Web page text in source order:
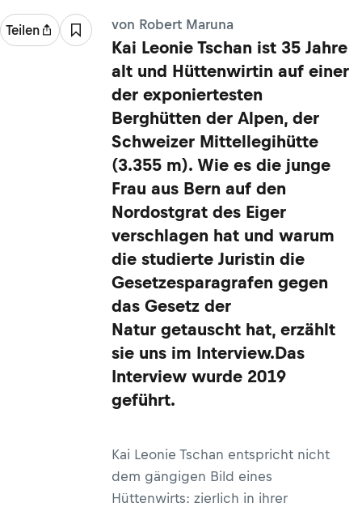
Teilen von Robert Maruna
Kai Leonie Tschan ist 35 Jahre
alt und Hüttenwirtin auf einer
der exponiertesten
Berghütten der Alpen, der
Schweizer Mittellegihütte
(3.355 m). Wie es die junge
Frau aus Bern auf den
Nordostgrat des Eiger
verschlagen hat und warum
die studierte Juristin die
Gesetzesparagrafen gegen
das Gesetz der
Natur getauscht hat, erzählt
sie uns im Interview.Das
Interview wurde 2019
geführt.
Kai Leonie Tschan entspricht nicht
dem gängigen Bild eines
Hüttenwirts: zierlich in ihrer